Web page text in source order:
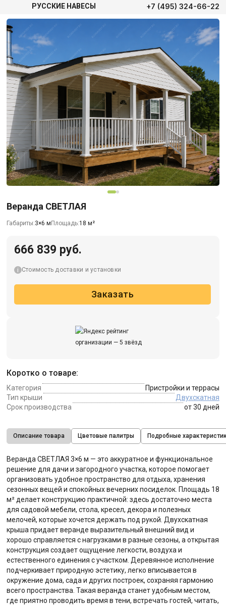
РУССКИЕ НАВЕСЫ +7 (495) 324-66-22
Веранда СВЕТЛАЯ
Габариты:3×6 м Площадь:18 м²
Коротко о товаре:
Категория
Пристройки и террасы
Тип крыши
Двухскатная
Срок производства
от 30 дней
666 839 руб.
Стоимость доставки и установки
Заказать
Описание товара Цветовые палитры Подробные
Веранда СВЕТЛАЯ 3×6 м — это аккуратное и функциональное
решение для дачи и загородного участка, которое помогает
организовать удобное пространство для отдыха, хранения
сезонных вещей и спокойных вечерних посиделок. Площадь 18
м² делает конструкцию практичной: здесь достаточно места
для садовой мебели, стола, кресел, декора и полезных
мелочей, которые хочется держать под рукой. Двухскатная
крыша придает веранде выразительный внешний вид и
хорошо справляется с нагрузками в разные сезоны, а открытая
конструкция создает ощущение легкости, воздуха и
естественного единения с участком. Деревянное исполнение
подчеркивает природную эстетику, легко вписывается в
окружение дома, сада и других построек, сохраняя гармонию
всего пространства. Такая веранда станет удобным местом,
где приятно проводить время в тени, встречать гостей, читать,